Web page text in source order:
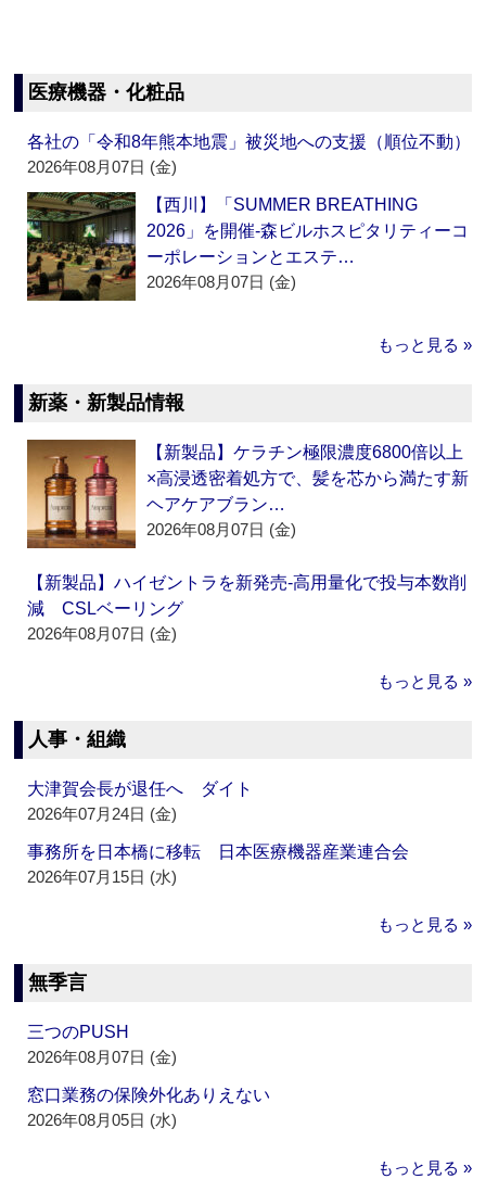
医療機器・化粧品
各社の「令和8年熊本地震」被災地への支援（順位不動）
2026年08月07日 (金)
【西川】「SUMMER BREATHING
2026」を開催‐森ビルホスピタリティーコ
ーポレーションとエステ…
2026年08月07日 (金)
もっと見る »
新薬・新製品情報
【新製品】ケラチン極限濃度6800倍以上
×高浸透密着処方で、髪を芯から満たす新
ヘアケアブラン…
2026年08月07日 (金)
【新製品】ハイゼントラを新発売‐高用量化で投与本数削
減 CSLベーリング
2026年08月07日 (金)
もっと見る »
人事・組織
大津賀会長が退任へ ダイト
2026年07月24日 (金)
事務所を日本橋に移転 日本医療機器産業連合会
2026年07月15日 (水)
もっと見る »
無季言
三つのPUSH
2026年08月07日 (金)
窓口業務の保険外化ありえない
2026年08月05日 (水)
もっと見る »